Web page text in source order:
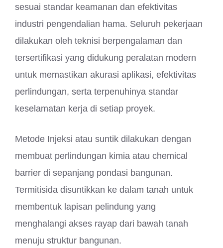
sesuai standar keamanan dan efektivitas
industri pengendalian hama. Seluruh pekerjaan
dilakukan oleh teknisi berpengalaman dan
tersertifikasi yang didukung peralatan modern
untuk memastikan akurasi aplikasi, efektivitas
perlindungan, serta terpenuhinya standar
keselamatan kerja di setiap proyek.
Metode Injeksi atau suntik dilakukan dengan
membuat perlindungan kimia atau chemical
barrier di sepanjang pondasi bangunan.
Termitisida disuntikkan ke dalam tanah untuk
membentuk lapisan pelindung yang
menghalangi akses rayap dari bawah tanah
menuju struktur bangunan.